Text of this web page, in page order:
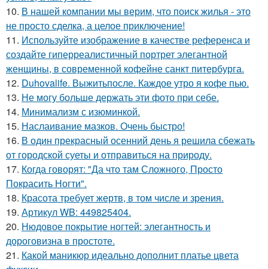
10. В нашей компании мы верим, что поиск жилья - это
не просто сделка, а целое приключение!
11. Используйте изображение в качестве референса и
создайте гиперреалистичный портрет элегантной
женщины, в современной кофейне санкт питербурга.
12. Duhovalife. Выжитьпосле. Каждое утро я кофе пью.
13. Не могу больше держать эти фото при себе.
14. Минимализм с изюминкой.
15. Наслаивание мазков. Очень быстро!
16. В один прекрасный осенний день я решила сбежать
от городской суеты и отправиться на природу.
17. Когда говорят: "Да что там Сложного, Просто
Покрасить Ногти".
18. Красота требует жертв, в том числе и зрения.
19. Артикул WB: 449825404.
20. Нюдовое покрытие ногтей: элегантность и
дороговизна в простоте.
21. Какой маникюр идеально дополнит платье цвета